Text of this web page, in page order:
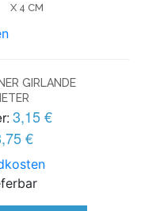
X 4 CM
GIRLANDE
3,15 €
€